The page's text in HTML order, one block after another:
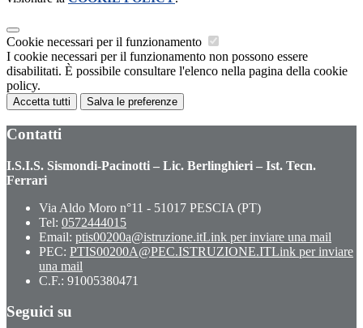
Cookie necessari per il funzionamento
I cookie necessari per il funzionamento non possono essere
disabilitati. È possibile consultare l'elenco nella pagina della cookie
policy.
Accetta tutti Salva le preferenze
Contatti
I.S.I.S. Sismondi-Pacinotti – Lic. Berlinghieri – Ist. Tecn.
Ferrari
Via Aldo Moro n°11 - 51017 PESCIA (PT)
Tel: 0572444015
Email: ptis00200a@istruzione.itLink per inviare una mail
PEC: PTIS00200A@PEC.ISTRUZIONE.ITLink per inviare
una mail
C.F.: 91005380471
Seguici su